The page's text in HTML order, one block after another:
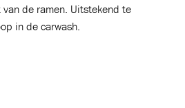
de ramen. Uitstekend te
in de carwash.